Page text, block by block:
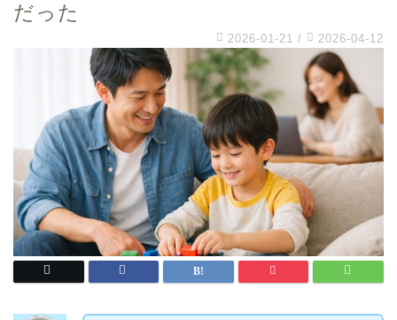
だった
2026-01-21 / 2026-04-12